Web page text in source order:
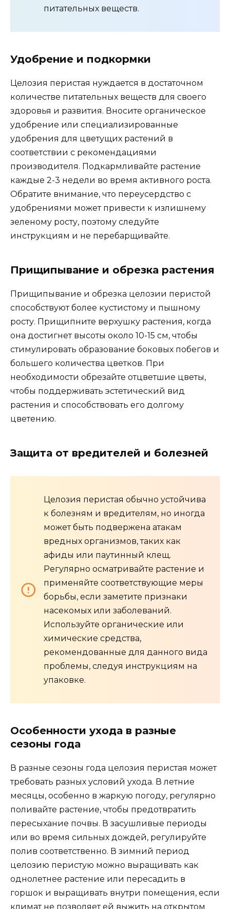
питательных веществ.
Удобрение и подкормки
Целозия перистая нуждается в достаточном
количестве питательных веществ для своего
здоровья и развития. Вносите органическое
удобрение или специализированные
удобрения для цветущих растений в
соответствии с рекомендациями
производителя. Подкармливайте растение
каждые 2-3 недели во время активного роста.
Обратите внимание, что переусердство с
удобрениями может привести к излишнему
зеленому росту, поэтому следуйте
инструкциям и не перебарщивайте.
Прищипывание и обрезка растения
Прищипывание и обрезка целозии перистой
способствуют более кустистому и пышному
росту. Прищипните верхушку растения, когда
она достигнет высоты около 10-15 см, чтобы
стимулировать образование боковых побегов и
большего количества цветков. При
необходимости обрезайте отцветшие цветы,
чтобы поддерживать эстетический вид
растения и способствовать его долгому
цветению.
Защита от вредителей и болезней
Целозия перистая обычно устойчива
к болезням и вредителям, но иногда
может быть подвержена атакам
вредных организмов, таких как
афиды или паутинный клещ.
Регулярно осматривайте растение и
применяйте соответствующие меры
борьбы, если заметите признаки
насекомых или заболеваний.
Используйте органические или
химические средства,
рекомендованные для данного вида
проблемы, следуя инструкциям на
упаковке.
Особенности ухода в разные
сезоны года
В разные сезоны года целозия перистая может
требовать разных условий ухода. В летние
месяцы, особенно в жаркую погоду, регулярно
поливайте растение, чтобы предотвратить
пересыхание почвы. В засушливые периоды
или во время сильных дождей, регулируйте
полив соответственно. В зимний период
целозию перистую можно выращивать как
однолетнее растение или пересадить в
горшок и выращивать внутри помещения, если
климат не позволяет ей выжить на открытом